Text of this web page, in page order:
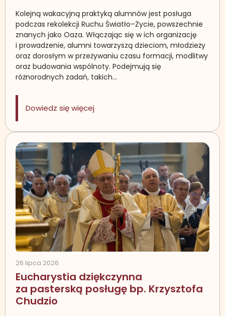
Kolejną wakacyjną praktyką alumnów jest posługa
podczas rekolekcji Ruchu Światło–Życie, powszechnie
znanych jako Oaza. Włączając się w ich organizację
i prowadzenie, alumni towarzyszą dzieciom, młodzieży
oraz dorosłym w przeżywaniu czasu formacji, modlitwy
oraz budowania wspólnoty. Podejmują się
różnorodnych zadań, takich…
Dowiedz się więcej: Ruch Światło – Życie
26 lipca 2026
Eucharystia dziękczynna
za pasterską posługę bp. Krzysztofa
Chudzio